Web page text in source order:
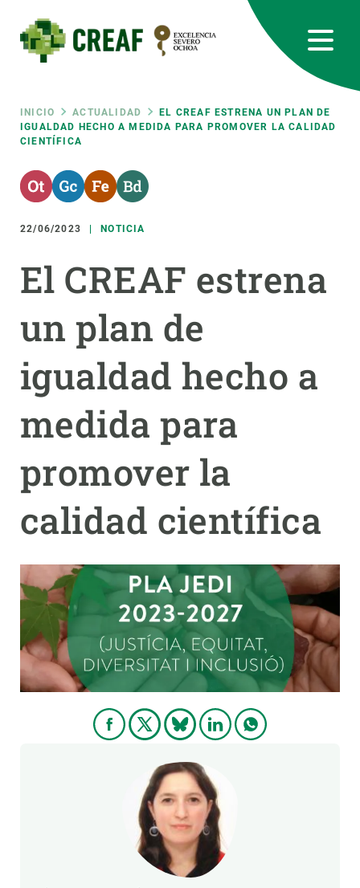
contenido
principal
Ruta
de
navegación
INICIO ACTUALIDAD
EL CREAF ESTRENA UN PLAN DE
IGUALDAD HECHO A MEDIDA PARA PROMOVER LA CALIDAD
CIENTÍFICA
22/06/2023 NOTICIA
El CREAF estrena
un plan de
igualdad hecho a
medida para
promover la
calidad científica
RRSS
Featured
responsive
Responsive
menu
INVESTIGACIÓN
CIENCIA EN ACCIÓN
PARTICIPA
NOTICIAS Y AGENDA